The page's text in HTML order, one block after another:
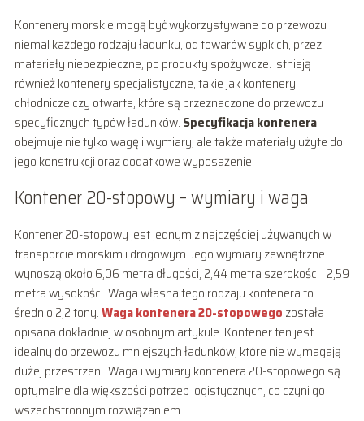
Kontenery morskie mogą być wykorzystywane do przewozu
niemal każdego rodzaju ładunku, od towarów sypkich, przez
materiały niebezpieczne, po produkty spożywcze. Istnieją
również kontenery specjalistyczne, takie jak kontenery
chłodnicze czy otwarte, które są przeznaczone do przewozu
specyficznych typów ładunków. Specyfikacja kontenera
obejmuje nie tylko wagę i wymiary, ale także materiały użyte do
jego konstrukcji oraz dodatkowe wyposażenie.
Kontener 20-stopowy – wymiary i waga
Kontener 20-stopowy jest jednym z najczęściej używanych w
transporcie morskim i drogowym. Jego wymiary zewnętrzne
wynoszą około 6,06 metra długości, 2,44 metra szerokości i 2,59
metra wysokości. Waga własna tego rodzaju kontenera to
średnio 2,2 tony.Waga kontenera 20-stopowego została
opisana dokładniej w osobnym artykule. Kontener ten jest
idealny do przewozu mniejszych ładunków, które nie wymagają
dużej przestrzeni. Waga i wymiary kontenera 20-stopowego są
optymalne dla większości potrzeb logistycznych, co czyni go
wszechstronnym rozwiązaniem.